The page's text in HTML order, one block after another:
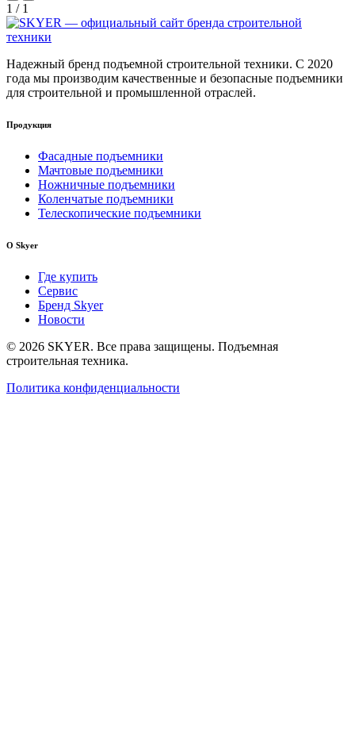
1 / 1
Надежный бренд подъемной строительной техники. С 2020
года мы производим качественные и безопасные подъемники
для строительной и промышленной отраслей.
Продукция
Фасадные подъемники
Мачтовые подъемники
Ножничные подъемники
Коленчатые подъемники
Телескопические подъемники
О Skyer
Где купить
Сервис
Бренд Skyer
Новости
© 2026 SKYER. Все права защищены. Подъемная
строительная техника.
Политика конфиденциальности